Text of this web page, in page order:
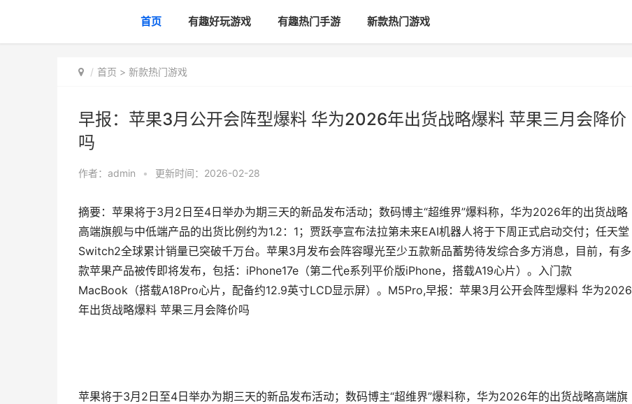
首页 有趣好玩游戏 有趣热门手游 新款热门游戏
首页 > 新款热门游戏
早报：苹果3月公开会阵型爆料 华为2026年出货战略爆料 苹果三月会降价
吗
作者： admin • 更新时间：2026-02-28
摘要：苹果将于3月2日至4日举办为期三天的新品发布活动；数码博主“超维界”爆料称，华为2026年的出货战略
高端旗舰与中低端产品的出货比例约为1.2：1；贾跃亭宣布法拉第未来EAI机器人将于下周正式启动交付；任天堂
Switch2全球累计销量已突破千万台。苹果3月发布会阵容曝光至少五款新品蓄势待发综合多方消息，目前，有多
款苹果产品被传即将发布，包括：iPhone17e（第二代e系列平价版iPhone，搭载A19心片）。入门款
MacBook（搭载A18Pro心片，配备约12.9英寸LCD显示屏）。M5Pro,早报：苹果3月公开会阵型爆料 华为2026
年出货战略爆料 苹果三月会降价吗
苹果将于3月2日至4日举办为期三天的新品发布活动；数码博主“超维界”爆料称，华为2026年的出货战略高端旗